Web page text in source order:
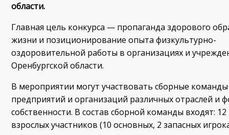
области.
Главная цель конкурса — пропаганда здорового
жизни и позиционирование опыта физкультурно-
оздоровительной работы в организациях и
Оренбургской области.
В мероприятии могут участвовать сборные команды
предприятий и организаций различных отраслей и
собственности. В состав сборной команды входят: 12
взрослых участников (10 основных, 2 запасных